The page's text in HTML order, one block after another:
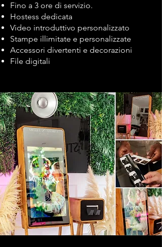
Fino a 3 ore di servizio.
Hostess dedicata
Video introduttivo personalizzato
Stampe illimitate e personalizzate
Accessori divertenti e decorazioni
File digitali ​